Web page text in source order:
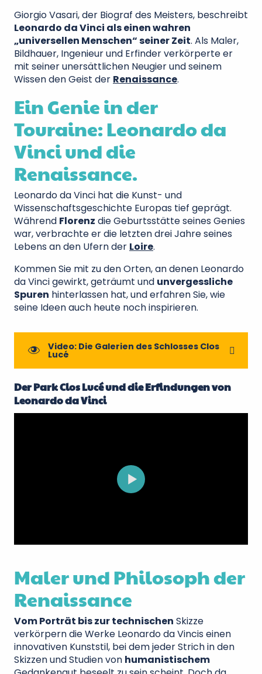
Giorgio Vasari, der Biograf des Meisters, beschreibt
Leonardo da Vinci als einen wahren
„universellen Menschen“ seiner Zeit. Als Maler,
Bildhauer, Ingenieur und Erfinder verkörperte er
mit seiner unersättlichen Neugier und seinem
Wissen den Geist der Renaissance.
Ein Genie in der
Touraine: Leonardo da
Vinci und die
Renaissance.
Leonardo da Vinci hat die Kunst- und
Wissenschaftsgeschichte Europas tief geprägt.
Während Florenz die Geburtsstätte seines Genies
war, verbrachte er die letzten drei Jahre seines
Lebens an den Ufern der Loire.
Kommen Sie mit zu den Orten, an denen Leonardo
da Vinci gewirkt, geträumt und unvergessliche
Spuren hinterlassen hat, und erfahren Sie, wie
seine Ideen auch heute noch inspirieren.
Video: Die Galerien des Schlosses Clos
Lucé
Der Park Clos Lucé und die Erfindungen von
Leonardo da Vinci
Maler und Philosoph der
Renaissance
Vom Porträt bis zur technischen Skizze
verkörpern die Werke Leonardo da Vincis einen
innovativen Kunststil, bei dem jeder Strich in den
Skizzen und Studien von humanistischem